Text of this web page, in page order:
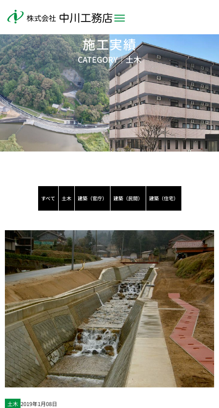
施工実績
CATEGORY｜土木
すべて 土木 建築（官庁） 建築（民間） 建築（住宅）
土木 2019年1月08日